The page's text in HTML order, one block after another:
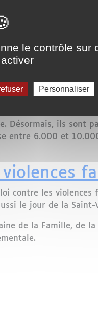
et
est entré en
auteurs. En voici les
ils sont
entre 6.000 et
contre les violences
le jour de la
de la Famille, de
le contrôle sur
Personnaliser